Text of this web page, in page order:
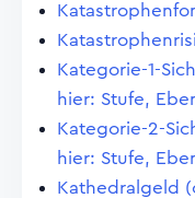
Kategorie-1-
hier: Stufe,
Kategorie-2-
hier: Stufe,
Kathedralgeld